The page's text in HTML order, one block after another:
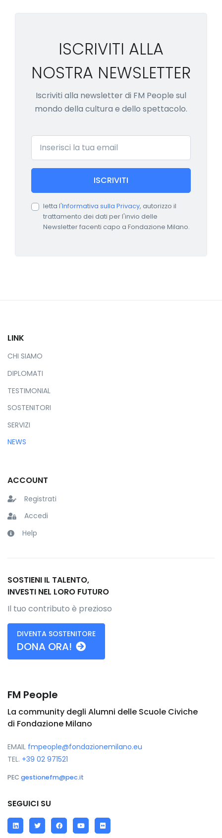
ISCRIVITI ALLA
NOSTRA NEWSLETTER
Iscriviti alla newsletter di FM People sul
mondo della cultura e dello spettacolo.
Email
ISCRIVITI
letta l'Informativa sulla Privacy, autorizzo il
trattamento dei dati per l'invio delle
Newsletter facenti capo a Fondazione Milano.
LINK
CHI SIAMO
DIPLOMATI
TESTIMONIAL
SOSTENITORI
SERVIZI
NEWS
ACCOUNT
Registrati
Accedi
Help
SOSTIENI IL TALENTO,
INVESTI NEL LORO FUTURO
Il tuo contributo è prezioso
DIVENTA SOSTENITORE
DONA ORA!
FM People
La community degli Alumni delle Scuole Civiche
di Fondazione Milano
EMAIL fmpeople@fondazionemilano.eu
TEL. +39 02 971521
PEC gestionefm@pec.it
SEGUICI SU
LinkedInTwitterFacebookYouTube
Flickr